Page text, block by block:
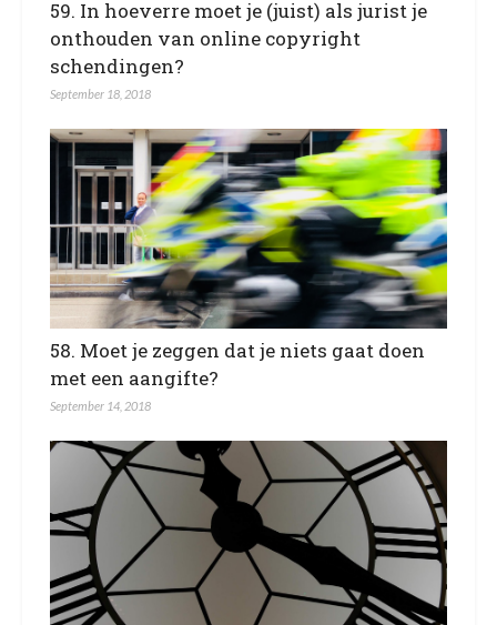
59. In hoeverre moet je (juist) als jurist je
onthouden van online copyright
schendingen?
September 18, 2018
58. Moet je zeggen dat je niets gaat doen
met een aangifte?
September 14, 2018